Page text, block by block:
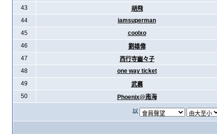
43
胡飛
44
iamsuperman
45
coolxo
46
劉雄偉
47
西行寺幽々子
48
one way ticket
49
武襄
50
Phoenix@南海
以